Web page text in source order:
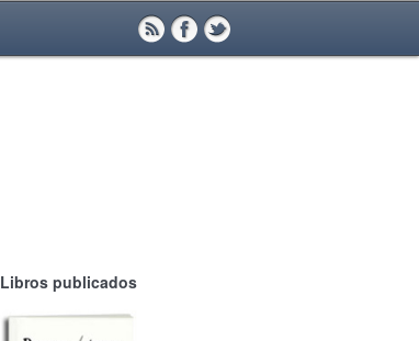
Libros publicados